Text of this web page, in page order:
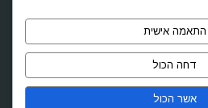
התאמה אישית
דחה הכול
אשר הכול